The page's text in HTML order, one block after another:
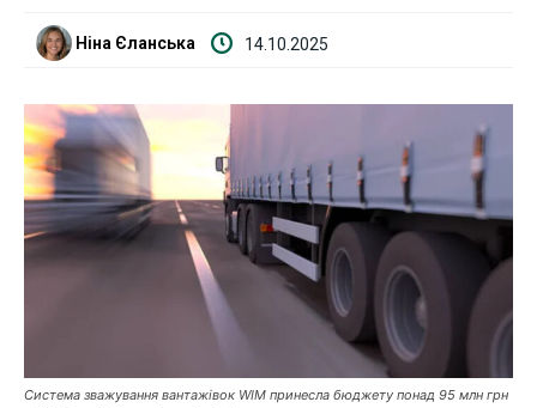
Валютний ринок
Криптовалюта
Робота і освіта
Публікації
Ніна Єланська 14.10.2025
Система зважування вантажівок WIM принесла бюджету понад 95 млн грн